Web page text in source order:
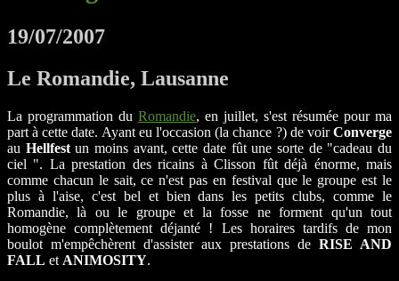
19/07/2007
Le Romandie, Lausanne
La programmation du Romandie, en juillet, s'est résumée pour ma
part à cette date. Ayant eu l'occasion (la chance ?) de voirConverge
au Hellfestun moins avant, cette date fût une sorte de "cadeau du
ciel ". La prestation des ricains à Clisson fût déjà énorme, mais
comme chacun le sait, ce n'est pas en festival que le groupe est le
plus à l'aise, c'est bel et bien dans les petits clubs, comme le
Romandie, là ou le groupe et la fosse ne forment qu'un tout
homogène complètement déjanté ! Les horaires tardifs de mon
boulot m'empêchèrent d'assister aux prestations de RISE AND
FALL et ANIMOSITY.